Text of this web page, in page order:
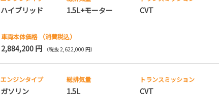
ハイブリッド 1.5L+モーター CVT
車両本体価格 （消費税込）
2,884,200 円 （税抜 2,622,000 円）
エンジンタイプ
ガソリン
総排気量
1.5L
トランスミッション
CVT